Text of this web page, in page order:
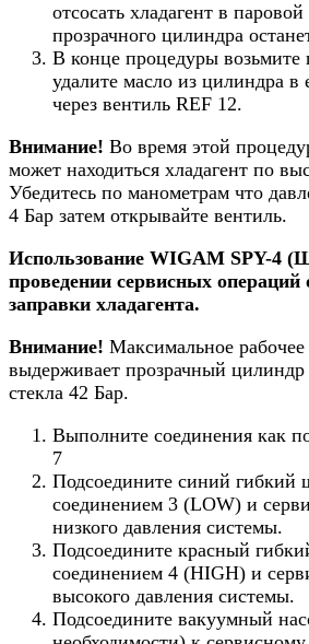
отсосать хладагент в
прозрачного цилиндра
В конце процедуры возьмите
удалите масло из цилиндра в
через вентиль REF 12.
Внимание! Во время этой
может находиться хладагент по
Убедитесь по манометрам что
4 Бар затем открывайте вентиль.
Использование WIGAM SPY-4
проведении сервисных операций
заправки хладагента.
Внимание! Максимальное рабочее
выдерживает прозрачный цилиндр
стекла 42 Бар.
Выполните соединения как
7
Подсоедините синий гибкий
соединением 3 (LOW) и
низкого давления системы.
Подсоедините красный
соединением 4 (HIGH) и
высокого давления системы.
Подсоедините вакуумный